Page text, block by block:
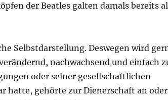
der Beatles galten damals bereits
Selbstdarstellung. Deswegen wird
nachwachsend und einfach
oder seiner gesellschaftlichen
hatte, gehörte zur Dienerschaft an oder